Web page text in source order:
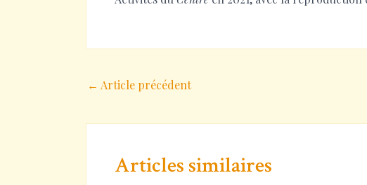
Navigation
← Article précédent
Articles similaires